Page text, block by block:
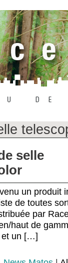
selle
un produit
de toutes
par
haut de
et un […]